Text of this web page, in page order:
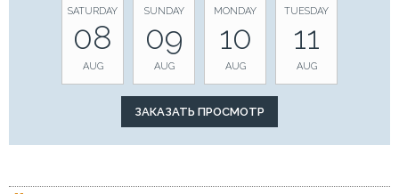
SATURDAY
08
AUG
SUNDAY
09
AUG
MONDAY
10
AUG
TUESDAY
11
AUG